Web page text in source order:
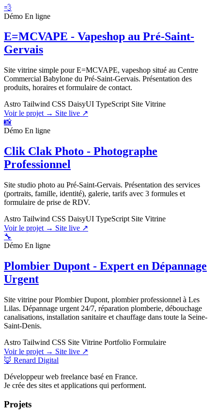
💨
Démo En ligne
E=MCVAPE - Vapeshop au Pré-Saint-
Gervais
Site vitrine simple pour E=MCVAPE, vapeshop situé au Centre
Commercial Babylone du Pré-Saint-Gervais. Présentation des
produits, horaires et formulaire de contact.
Astro Tailwind CSS DaisyUI TypeScript Site Vitrine
Voir le projet → Site live ↗
📸
Démo En ligne
Clik Clak Photo - Photographe
Professionnel
Site studio photo au Pré-Saint-Gervais. Présentation des services
(portraits, famille, identité), galerie, tarifs avec 3 formules et
formulaire de prise de RDV.
Astro Tailwind CSS DaisyUI TypeScript Site Vitrine
Voir le projet → Site live ↗
🔧
Démo En ligne
Plombier Dupont - Expert en Dépannage
Urgent
Site vitrine pour Plombier Dupont, plombier professionnel à Les
Lilas. Dépannage urgent 24/7, réparation plomberie, débouchage
canalisations, installation sanitaire et chauffage dans toute la Seine-
Saint-Denis.
Astro Tailwind CSS Site Vitrine Portfolio Formulaire
Voir le projet → Site live ↗
🦊 Renard Digital
Développeur web freelance basé en France.
Je crée des sites et applications qui performent.
Projets